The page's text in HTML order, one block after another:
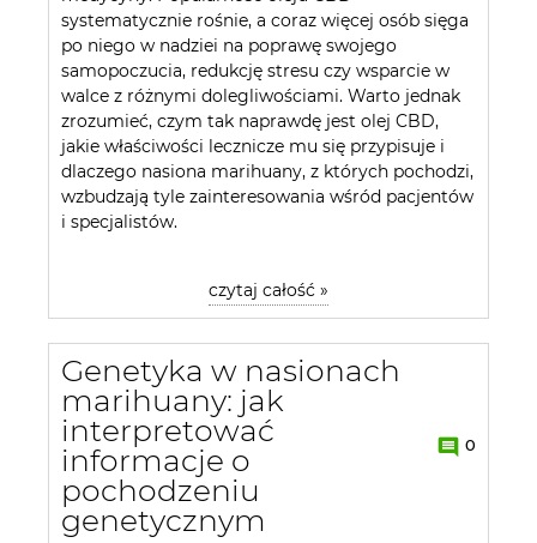
systematycznie rośnie, a coraz więcej osób sięga
po niego w nadziei na poprawę swojego
samopoczucia, redukcję stresu czy wsparcie w
walce z różnymi dolegliwościami. Warto jednak
zrozumieć, czym tak naprawdę jest olej CBD,
jakie właściwości lecznicze mu się przypisuje i
dlaczego nasiona marihuany, z których pochodzi,
wzbudzają tyle zainteresowania wśród pacjentów
i specjalistów.
czytaj całość »
Genetyka w nasionach
marihuany: jak
interpretować
informacje o
pochodzeniu
genetycznym
0